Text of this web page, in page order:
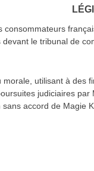
consommateurs
le tribunal de
utilisant à des
judiciaires
accord de Magie